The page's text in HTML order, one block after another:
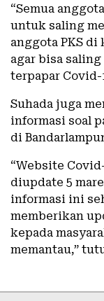
“Semua
untuk saling
anggota PKS
agar bisa
terpapar Covid-
Suhada juga
informasi soal
di
“Website
diupdate 5
informasi ini
memberikan
kepada
memantau,”